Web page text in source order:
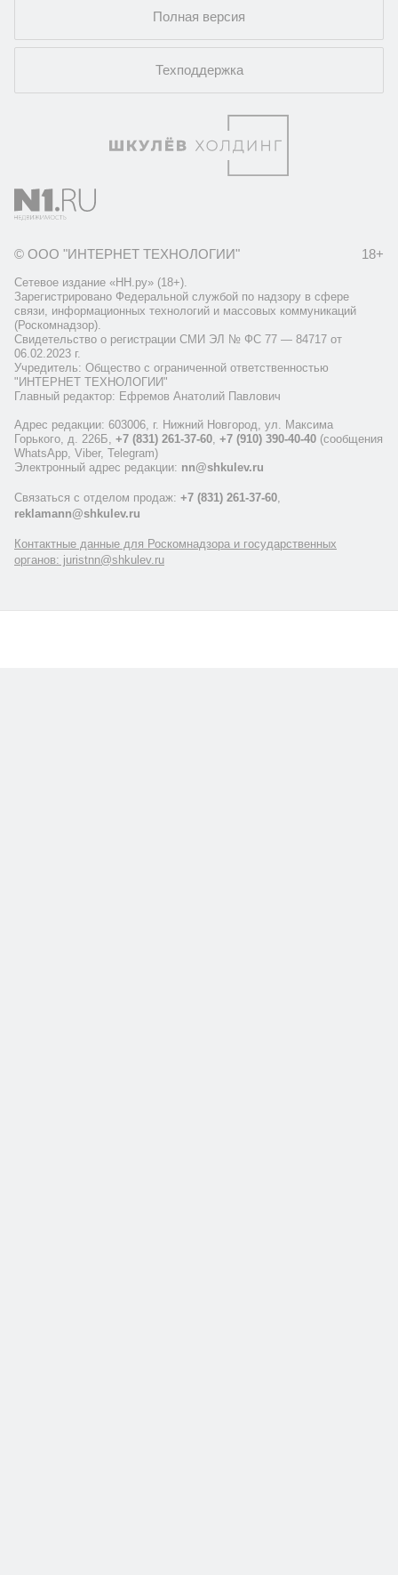
Полная версия
Техподдержка
© ООО "ИНТЕРНЕТ ТЕХНОЛОГИИ" 18+
Сетевое издание «НН.ру» (18+).
Зарегистрировано Федеральной службой по надзору в сфере
связи, информационных технологий и массовых коммуникаций
(Роскомнадзор).
Свидетельство о регистрации СМИ ЭЛ № ФС 77 — 84717 от
06.02.2023 г.
Учредитель: Общество с ограниченной ответственностью
"ИНТЕРНЕТ ТЕХНОЛОГИИ"
Главный редактор: Ефремов Анатолий Павлович
Адрес редакции: 603006, г. Нижний Новгород, ул. Максима
Горького, д. 226Б, +7 (831) 261-37-60 +7 (910) 390-40-40 (сообщения
WhatsApp, Viber, Telegram)
Электронный адрес редакции: nn@shkulev.ru
Связаться с отделом продаж: +7 (831) 261-37-60
reklamann@shkulev.ru
Контактные данные для Роскомнадзора и государственных
органов: juristnn@shkulev.ru